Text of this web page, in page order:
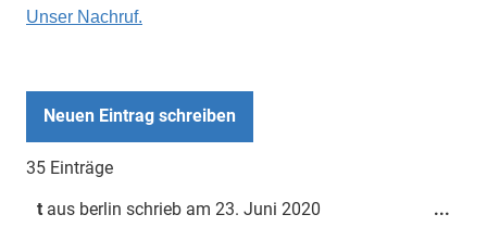
Unser Nachruf.
35 Einträge
t aus berlin schrieb am 23. Juni 2020
...